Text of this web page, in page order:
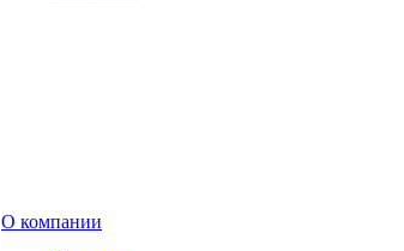
О компании